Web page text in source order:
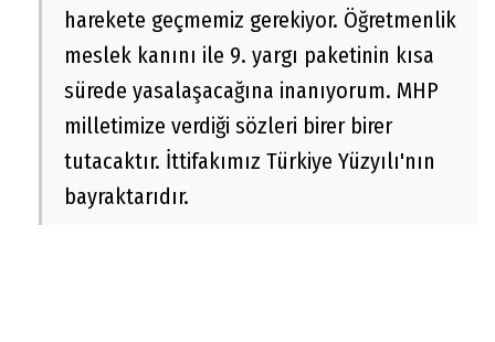
harekete geçmemiz gerekiyor. Öğretmenlik
meslek kanını ile 9. yargı paketinin kısa
sürede yasalaşacağına inanıyorum. MHP
milletimize verdiği sözleri birer birer
tutacaktır. İttifakımız Türkiye Yüzyılı'nın
bayraktarıdır.